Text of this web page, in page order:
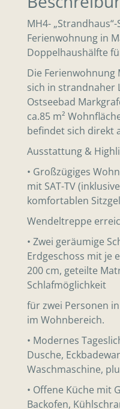
MH4-
Ferienwohnung in
Doppelhaushälfte
Die Ferienwohnung
sich in strandnaher
Ostseebad
ca.85 m²
befindet sich direkt
Ausstattung &
• Großzügiges
mit SAT-TV
komfortablen
Wendeltreppe
• Zwei geräumige
Erdgeschoss mit je
200 cm, geteilte
Schlafmöglichkeit
für zwei Personen
im Wohnbereich.
• Modernes
Dusche,
Waschmaschine,
• Offene Küche mit
Backofen,